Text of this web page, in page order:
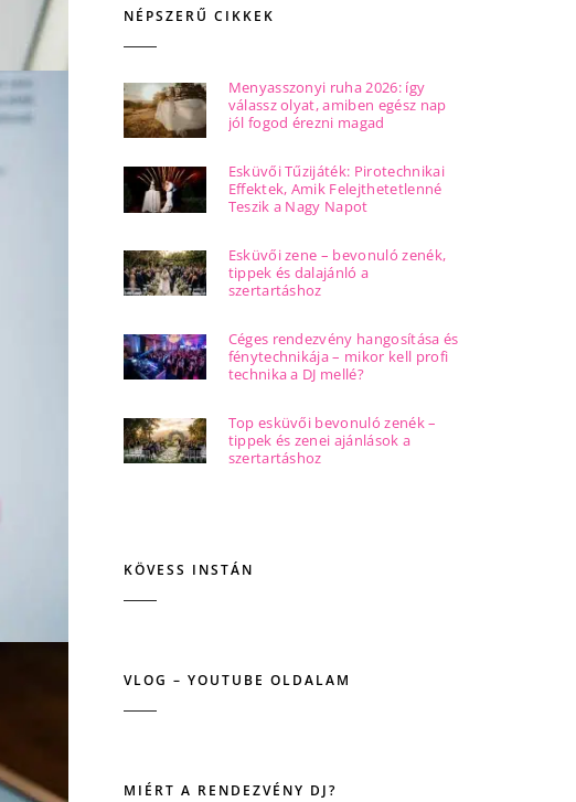
NÉPSZERŰ CIKKEK
Menyasszonyi ruha 2026: így
válassz olyat, amiben egész nap
jól fogod érezni magad
Esküvői Tűzijáték: Pirotechnikai
Effektek, Amik Felejthetetlenné
Teszik a Nagy Napot
Esküvői zene – bevonuló zenék,
tippek és dalajánló a
szertartáshoz
Céges rendezvény hangosítása és
fénytechnikája – mikor kell profi
technika a DJ mellé?
Top esküvői bevonuló zenék –
tippek és zenei ajánlások a
szertartáshoz
KÖVESS INSTÁN
VLOG – YOUTUBE OLDALAM
MIÉRT A RENDEZVÉNY DJ?